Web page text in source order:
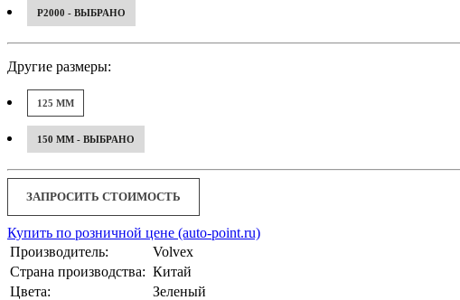
P2000 - ВЫБРАНО
Другие размеры:
125 ММ
150 ММ - ВЫБРАНО
ЗАПРОСИТЬ СТОИМОСТЬ
Купить по розничной цене (auto-point.ru)
Производитель:
Volvex
Страна производства: Китай
Цвета:
Зеленый